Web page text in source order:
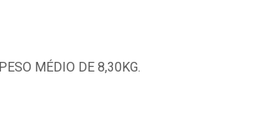
MÉDIO DE 8,30KG.